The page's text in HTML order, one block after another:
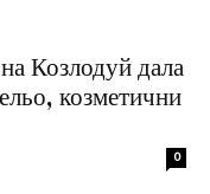
Козлодуй дала
козметични
0